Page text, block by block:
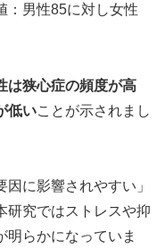
：男性85に対し女性
は狭心症の頻度が高
低いことが示されまし
に影響されやすい」
研究ではストレスや抑
明らかになっていま